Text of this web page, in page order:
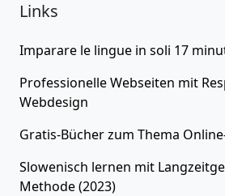
Links
Imparare le lingue in soli 17
Professionelle Webseiten mit
Webdesign
Gratis-Bücher zum Thema
Slowenisch lernen mit
Methode (2023)